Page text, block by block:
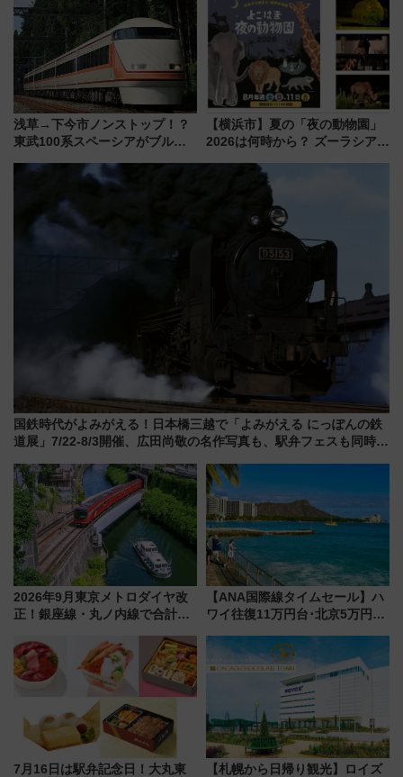
した、推し活遠征や観光時のリ
アルな懐事情
大相撲巡業など 豪華イベントと
アクセス
浅草→下今市ノンストップ！？
東武100系スペーシアがブルー
ー当時の停車駅」を再現 運転
【横浜市】夏の「夜の動物園」
2026は何時から？ ズーラシア・
見どころ、限定イベントを徹底
国鉄時代がよみがえる！日本橋三越で「よみがえる にっぽんの鉄
道展」7/22-8/3開催、広田尚敬の名作写真も、駅弁フェスも同時開
2026年9月東京メトロダイヤ改
正！銀座線・丸ノ内線で合計
待
【ANA国際線タイムセール】ハ
ワイ往復11万円台･北京5万円台
来春のGW旅行まで狙える激ア
ツ路線まとめ（8/10まで）
7月16日は駅弁記念日！大丸東
【札幌から日帰り観光】ロイズ